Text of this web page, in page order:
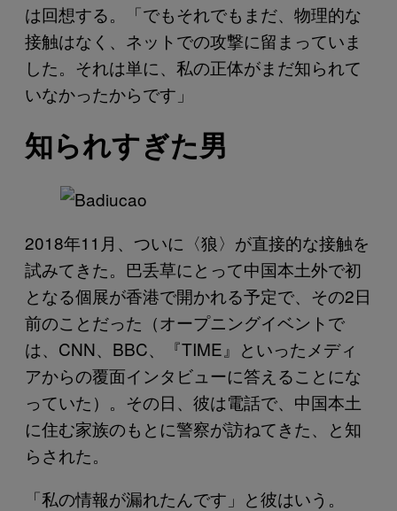
は回想する。「でもそれでもまだ、物理的な
接触はなく、ネットでの攻撃に留まっていま
した。それは単に、私の正体がまだ知られて
いなかったからです」
知られすぎた男
2018年11月、ついに〈狼〉が直接的な接触を
試みてきた。巴丢草にとって中国本土外で初
となる個展が香港で開かれる予定で、その2日
前のことだった（オープニングイベントで
は、CNN、BBC、『TIME』といったメディ
アからの覆面インタビューに答えることにな
っていた）。その日、彼は電話で、中国本土
に住む家族のもとに警察が訪ねてきた、と知
らされた。
「私の情報が漏れたんです」と彼はいう。